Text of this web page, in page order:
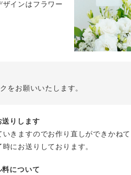
インはフラワー
をお願いいたします。
りします
きますのでお作り直しができかね
にお送りしております。
について